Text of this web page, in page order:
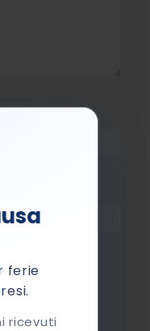
ferie
ricevuti